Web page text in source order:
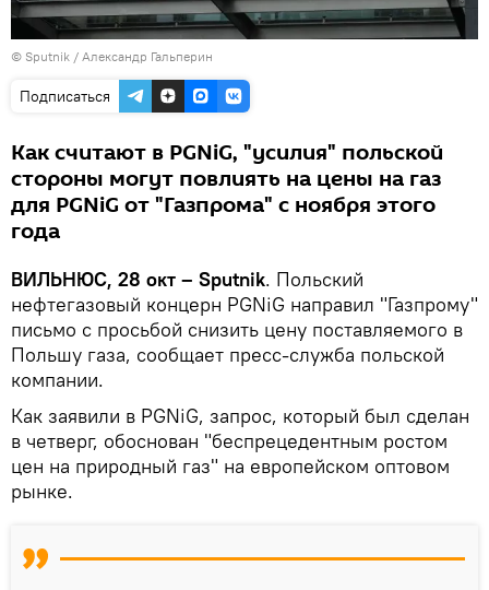
© Sputnik / Александр Гальперин
Подписаться
Как считают в PGNiG, "усилия" польской
стороны могут повлиять на цены на газ
для PGNiG от "Газпрома" с ноября этого
года
ВИЛЬНЮС, 28 окт – Sputnik. Польский
нефтегазовый концерн PGNiG направил "Газпрому"
письмо с просьбой снизить цену поставляемого в
Польшу газа, сообщает пресс-служба польской
компании.
Как заявили в PGNiG, запрос, который был сделан
в четверг, обоснован "беспрецедентным ростом
цен на природный газ" на европейском оптовом
рынке.